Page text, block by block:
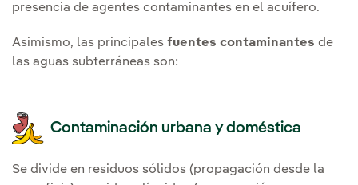
presencia de agentes contaminantes en el acuífero.
Asimismo, las principales fuentes contaminantes de
las aguas subterráneas son:
Contaminación urbana y doméstica
Se divide en residuos sólidos (propagación desde la